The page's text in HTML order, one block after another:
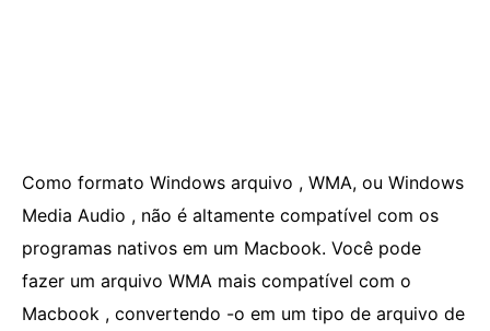
Como formato Windows arquivo , WMA, ou Windows
Media Audio , não é altamente compatível com os
programas nativos em um Macbook. Você pode
fazer um arquivo WMA mais compatível com o
Macbook , convertendo -o em um tipo de arquivo de